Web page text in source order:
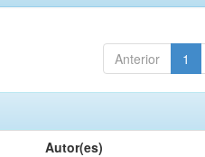
Anterior 1
Autor(es)